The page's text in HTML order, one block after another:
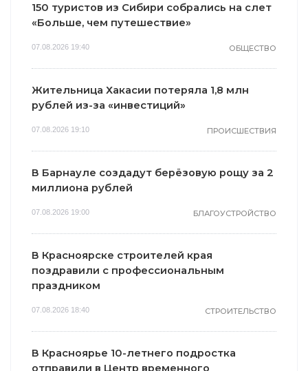
150 туристов из Сибири собрались на слет
«Больше, чем путешествие»
07.08.2026 19:40 ОБЩЕСТВО
Жительница Хакасии потеряла 1,8 млн
рублей из-за «инвестиций»
07.08.2026 19:10 ПРОИСШЕСТВИЯ
В Барнауле создадут берёзовую рощу за 2
миллиона рублей
07.08.2026 19:00 БЛАГОУСТРОЙСТВО
В Красноярске строителей края
поздравили с профессиональным
праздником
07.08.2026 18:40 СТРОИТЕЛЬСТВО
В Красноярье 10-летнего подростка
отправили в Центр временного